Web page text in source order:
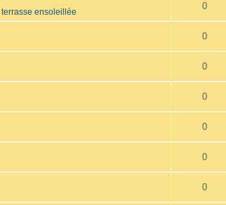
ensoleillée
0
0
0
0
0
0
0